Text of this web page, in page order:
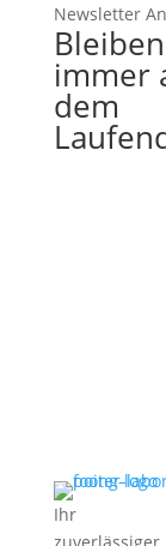
Newsletter
immer
dem
Ihr